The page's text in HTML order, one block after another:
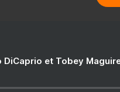
DiCaprio et Tobey